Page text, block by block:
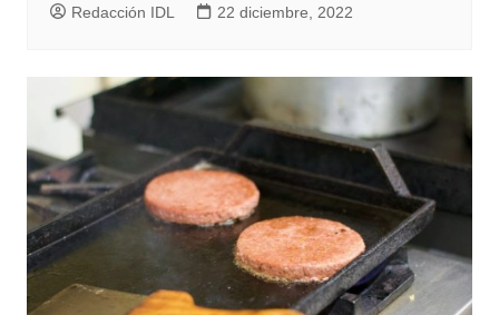
Redacción IDL 22 diciembre, 2022